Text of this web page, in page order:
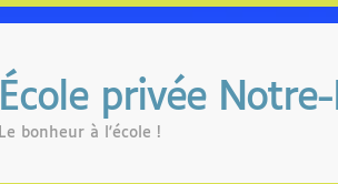
École privée
Le bonheur à l'école !